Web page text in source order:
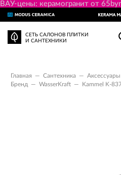
ВАУ-цены: керамогранит от
СЕТЬ САЛОНОВ ПЛИТКИ
И САНТЕХНИКИ
Главная — Сантехника —
Бренд
— WasserKraft — Kammel K-